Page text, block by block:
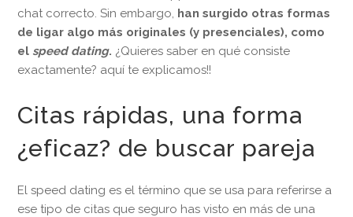
chat correcto. Sin embargo, han surgido otras formas
de ligar algo más originales (y presenciales), como
el speed dating. ¿Quieres saber en qué consiste
exactamente? aquí te explicamos!!
Citas rápidas, una forma
¿eficaz? de buscar pareja
El speed dating es el término que se usa para referirse a
ese tipo de citas que seguro has visto en más de una